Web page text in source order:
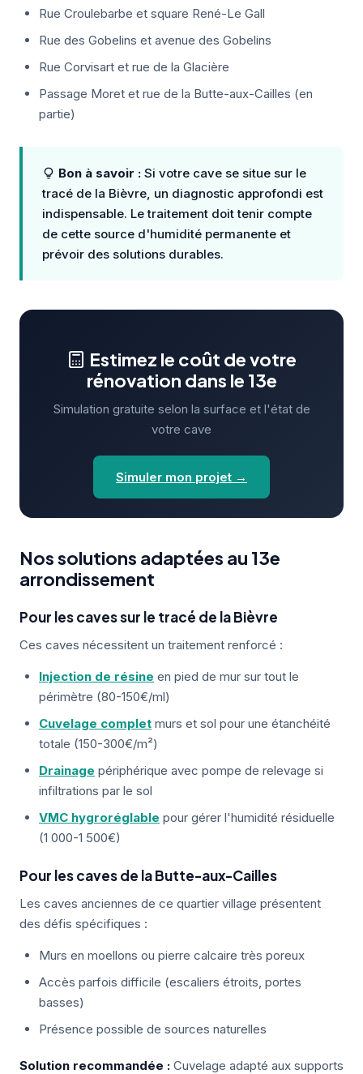
Rue Croulebarbe et square René-Le Gall
Rue des Gobelins et avenue des Gobelins
Rue Corvisart et rue de la Glacière
Passage Moret et rue de la Butte-aux-Cailles (en
partie)
Bon à savoir :Si votre cave se situe sur le
tracé de la Bièvre, un diagnostic approfondi est
indispensable. Le traitement doit tenir compte
de cette source d'humidité permanente et
prévoir des solutions durables.
Estimez le coût de votre
rénovation dans le 13e
Simulation gratuite selon la surface et l'état de
votre cave
Simuler mon projet →
Nos solutions adaptées au 13e
arrondissement
Pour les caves sur le tracé de la Bièvre
Ces caves nécessitent un traitement renforcé :
Injection de résine en pied de mur sur tout le
périmètre (80-150€/ml)
Cuvelage complet murs et sol pour une étanchéité
totale (150-300€/m²)
Drainage périphérique avec pompe de relevage si
infiltrations par le sol
VMC hygroréglable pour gérer l'humidité résiduelle
(1 000-1 500€)
Pour les caves de la Butte-aux-Cailles
Les caves anciennes de ce quartier village présentent
des défis spécifiques :
Murs en moellons ou pierre calcaire très poreux
Accès parfois difficile (escaliers étroits, portes
basses)
Présence possible de sources naturelles
Solution recommandée : Cuvelage adapté aux supports